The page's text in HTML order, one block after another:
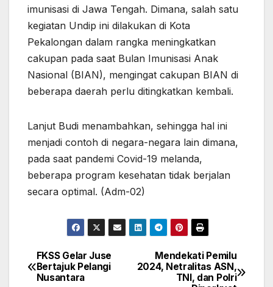
imunisasi di Jawa Tengah. Dimana, salah satu
kegiatan Undip ini dilakukan di Kota
Pekalongan dalam rangka meningkatkan
cakupan pada saat Bulan Imunisasi Anak
Nasional (BIAN), mengingat cakupan BIAN di
beberapa daerah perlu ditingkatkan kembali.
Lanjut Budi menambahkan, sehingga hal ini
menjadi contoh di negara-negara lain dimana,
pada saat pandemi Covid-19 melanda,
beberapa program kesehatan tidak berjalan
secara optimal. (Adm-02)
Navigasi
Mendekati Pemilu
2024, Netralitas ASN,
TNI, dan Polri
FKSS Gelar Juse
Bertajuk Pelangi
Nusantara